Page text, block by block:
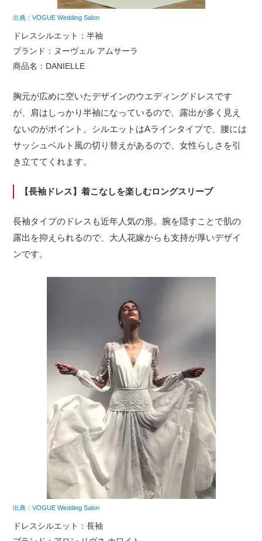
出典：VOGUE Wedding Salon
ドレスシルエット：半袖
ブランド：ヌーヴェル アムサーラ
商品名：DANIELLE
胸元が広めに空いたデザインのウエディングドレスです
が、肩はしっかり半袖になっているので、露出が多く見え
ないのがポイント。シルエットはAラインタイプで、腰には
サッシュベルト風の切り替えがあるので、女性らしさを引
き立ててくれます。
【長袖ドレス】着こなしを楽しむロングスリーブ
長袖タイプのドレスも近年人気の形。腕を隠すことで肌の
露出を抑えられるので、大人花嫁からも支持が厚いデザイ
ンです。
出典：VOGUE Wedding Salon
ドレスシルエット：長袖